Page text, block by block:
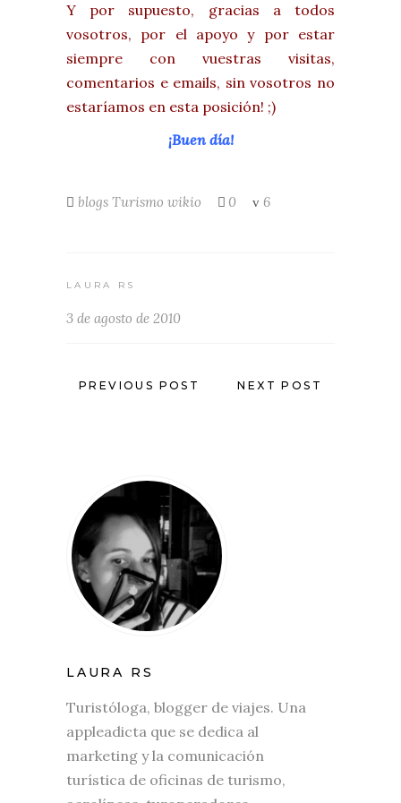
Y por supuesto, gracias a todos
vosotros, por el apoyo y por estar
siempre con vuestras visitas,
comentarios e emails, sin vosotros no
estaríamos en esta posición! ;)
¡Buen día!
blogs Turismo wikio 0 6
LAURA RS
3 de agosto de 2010
PREVIOUS POST NEXT POST
LAURA RS
Turistóloga, blogger de viajes. Una
appleadicta que se dedica al
marketing y la comunicación
turística de oficinas de turismo,